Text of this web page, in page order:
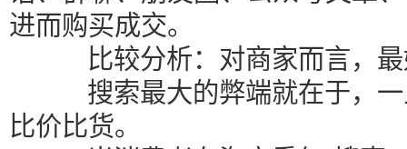
进而购买成交。
比较分析：对商家而言，最
搜索最大的弊端就在于，一
比价比货。